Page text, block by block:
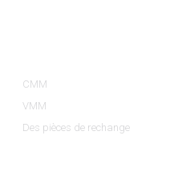
CMM
VMM
Des pièces de rechange